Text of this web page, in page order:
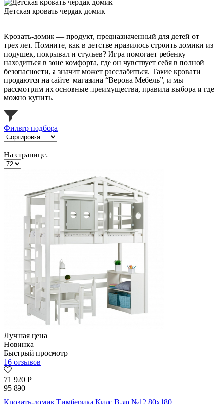
Детская кровать чердак домик
Кровать-домик — продукт, предназначенный для детей от
трех лет. Помните, как в детстве нравилось строить домики из
подушек, покрывал и стульев? Игра помогает ребенку
находиться в зоне комфорта, где он чувствует себя в полной
безопасности, а значит может расслабиться. Такие кровати
продаются на сайте магазина “Верона Мебель”, и мы
рассмотрим их основные преимущества, правила выбора и где
можно купить.
Фильтр подбора
На странице:
Лучшая цена
Новинка
Быстрый просмотр
16 отзывов
71 920 Р
95 890
Кровать-домик Тимберика Кидс В-яр №12 80х180